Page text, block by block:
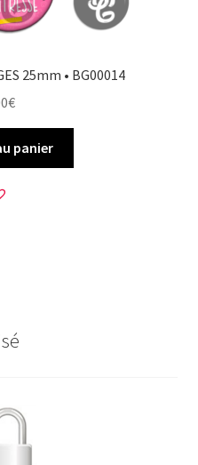
25mm • BG00014
€
panier